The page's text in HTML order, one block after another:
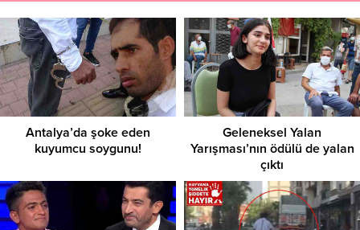
Antalya’da şoke eden
kuyumcu soygunu!
Geleneksel Yalan
Yarışması’nın ödülü de yalan
çıktı